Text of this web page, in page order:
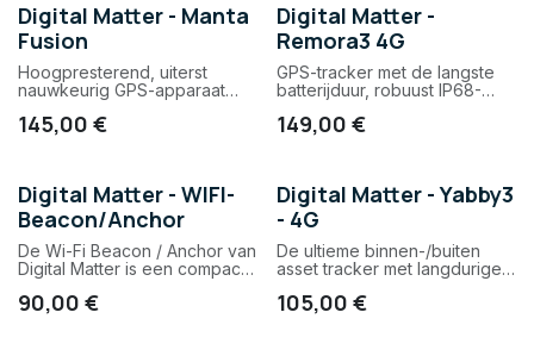
locatie engine (Edge 4G en
Core 4G only).
Digital Matter - Manta
Fusion
Hoogpresterend, uiterst
nauwkeurig GPS-apparaat
buitengebruik en Bluetooth®-
145,00 €
Digital Matter -
Remora3 4G
GPS-tracker met de langste
batterijduur, robuust IP68-
gateway.
149,00 €
Digital Matter - WIFI-
Beacon/Anchor
De Wi-Fi Beacon / Anchor van
Digital Matter is een compacte
om binnen locaties beter in
90,00 €
Digital Matter - Yabby3
- 4G
De ultieme binnen-/buiten
asset tracker met langdurige
105,00 €